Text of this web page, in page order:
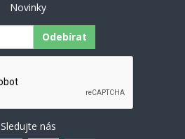
Novinky
Odebírat
Sledujte nás